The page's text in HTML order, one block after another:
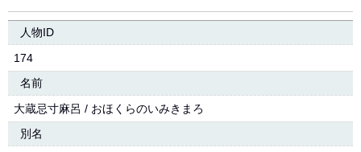
人物ID
174
名前
大蔵忌寸麻呂 / おほくらのいみきまろ
別名